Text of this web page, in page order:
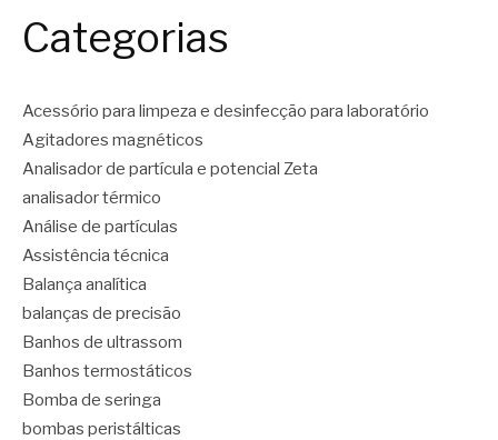
Categorias
Acessório para limpeza e desinfecção para laboratório
Agitadores magnéticos
Analisador de partícula e potencial Zeta
analisador térmico
Análise de partículas
Assistência técnica
Balança analítica
balanças de precisão
Banhos de ultrassom
Banhos termostáticos
Bomba de seringa
bombas peristálticas